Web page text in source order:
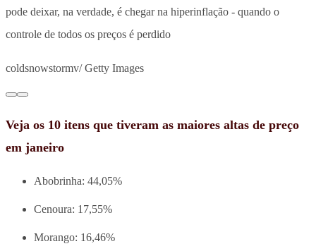
pode deixar, na verdade, é chegar na hiperinflação - quando o
controle de todos os preços é perdido
coldsnowstormv/ Getty Images
Veja os 10 itens que tiveram as maiores altas de preço
em janeiro
Abobrinha: 44,05%
Cenoura: 17,55%
Morango: 16,46%